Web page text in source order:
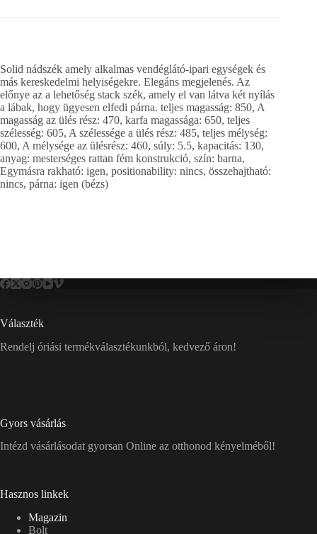
Solid nádszék amely alkalmas vendéglátó-ipari egységek és
más kereskedelmi helyiségekre. Elegáns megjelenés. Az
előnye az a lehetőség stack szék, amely el van látva két nyílás
a lábak, hogy ügyesen elfedi párna. teljes magasság: 850, A
magasság az ülés rész: 470, karfa magassága: 650, teljes
szélesség: 605, A szélessége a ülés rész: 485, teljes mélység:
600, A mélysége az ülésrész: 460, súly: 5.5, kapacitás: 130,
anyag: mesterséges rattan fém konstrukció, szín: barna,
Egymásra rakható: igen, positionability: nincs, összehajtható:
nincs, párna: igen (bézs)
Választék
Rendelj óriási termékválasztékunkból, kedvező áron!
Gyors vásárlás
Intézd vásárlásodat gyorsan Online az otthonod kényelméből!
Hasznos linkek
Magazin
Bolt